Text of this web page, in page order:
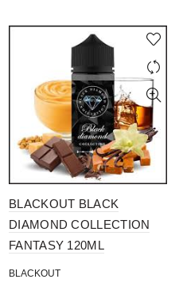
BLACKOUT BLACK
DIAMOND COLLECTION
FANTASY 120ML
BLACKOUT